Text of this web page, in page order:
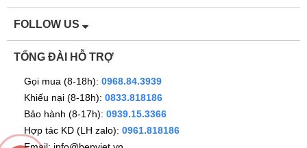
FOLLOW US
TỔNG ĐÀI HỖ TRỢ
Gọi mua (8-18h): 0968.84.3939
Khiếu nại (8-18h): 0833.818186
Bảo hành (8-17h): 0939.15.3366
Hợp tác KD (LH zalo): 0961.818186